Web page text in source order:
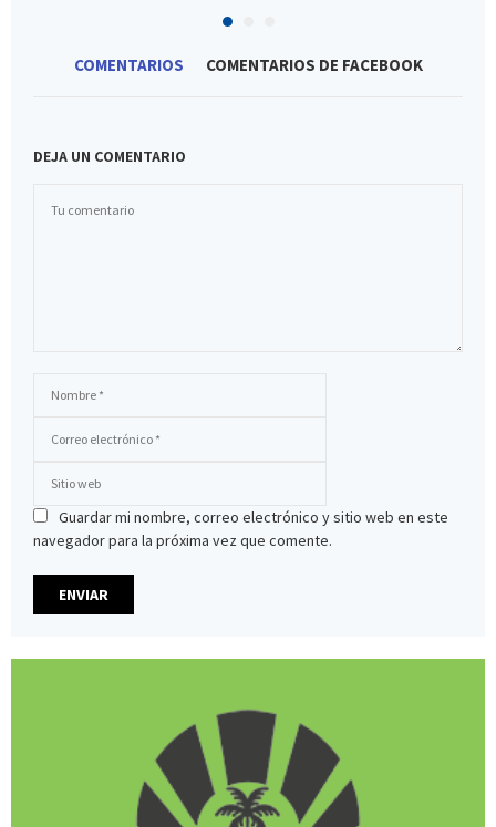
COMENTARIOS COMENTARIOS DE FACEBOOK
DEJA UN COMENTARIO
Guardar mi nombre, correo electrónico y sitio web en este
navegador para la próxima vez que comente.